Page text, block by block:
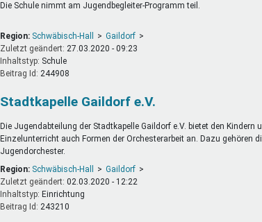
Die Schule nimmt am Jugendbegleiter-Programm teil.
Region: Schwäbisch-Hall
Gaildorf
Zuletzt geändert:27.03.2020 - 09:23
Inhaltstyp:
schule
Beitrag Id:244908
Stadtkapelle Gaildorf e.V.
Die Jugendabteilung der Stadtkapelle Gaildorf e.V. bietet den
Einzelunterricht auch Formen der Orchesterarbeit an. Dazu
Jugendorchester.
Region: Schwäbisch-Hall
Gaildorf
Zuletzt geändert:02.03.2020 - 12:22
Inhaltstyp:
einrichtung
Beitrag Id:243210